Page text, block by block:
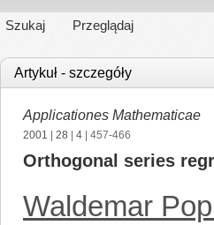
Szukaj Przeglądaj
Artykuł - szczegóły
Applicationes Mathematicae
2001 28 4 | 457-466
Orthogonal series
Waldemar